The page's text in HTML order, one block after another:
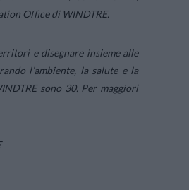
Office di WINDTRE.
e disegnare insieme alle
l’ambiente, la salute e la
sono 30. Per maggiori